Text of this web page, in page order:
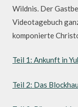
Wildnis. Der
Videotagebuch
komponierte
Teil 1: Ankunft in
Teil 2: Das